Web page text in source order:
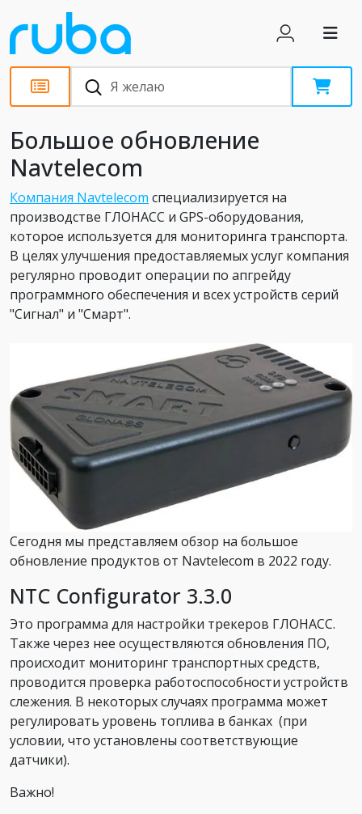
Новости
Большое обновление
Navtelecom
Компания Navtelecom специализируется на
производстве ГЛОНАСС и GPS-оборудования,
которое используется для мониторинга транспорта.
В целях улучшения предоставляемых услуг компания
регулярно проводит операции по апгрейду
программного обеспечения и всех устройств серий
"Сигнал" и "Смарт".
Сегодня мы представляем обзор на большое
обновление продуктов от Navtelecom в 2022 году.
NTC Configurator 3.3.0
Это программа для настройки трекеров ГЛОНАСС.
Также через нее осуществляются обновления ПО,
происходит мониторинг транспортных средств,
проводится проверка работоспособности устройств
слежения. В некоторых случаях программа может
регулировать уровень топлива в банках (при
условии, что установлены соответствующие
датчики).
Важно!